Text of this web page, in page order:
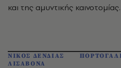
και της αμυντικής καινοτομίας.
ΝΙΚΟΣ ΔΕΝΔΙΑΣ
ΛΙΣΑΒΟΝΑ